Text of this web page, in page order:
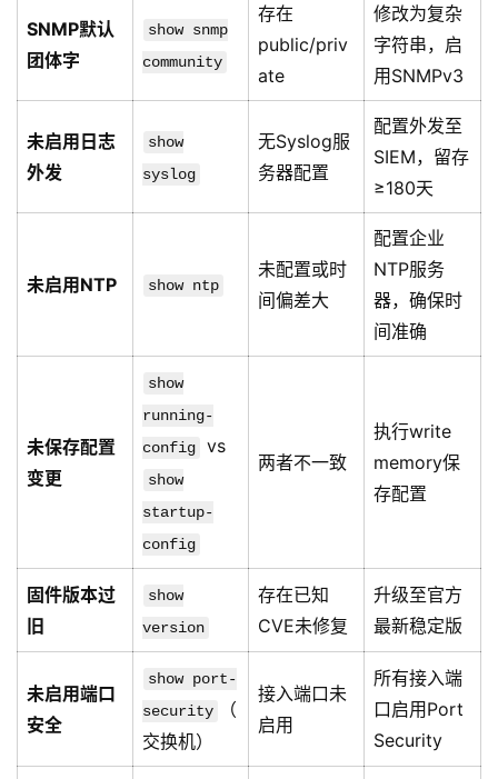
SNMP默认
团体字
show snmp
community
存在
public/priv
ate
修改为复杂
字符串，启
用SNMPv3
未启用日志
外发
show
syslog
无Syslog服
务器配置
配置外发至
SIEM，留存
≥180天
未启用NTP show ntp
未配置或时
间偏差大
配置企业
NTP服务
器，确保时
间准确
未保存配置
变更
show
running-
config
vs
show
startup-
config
两者不一致
执行write
memory保
存配置
固件版本过
旧
show
version
存在已知
CVE未修复
升级至官方
最新稳定版
未启用端口
安全
show port-
security
（
交换机）
接入端口未
启用
所有接入端
口启用Port
Security